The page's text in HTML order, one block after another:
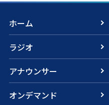
ホーム
ラジオ
アナウンサー
オンデマンド